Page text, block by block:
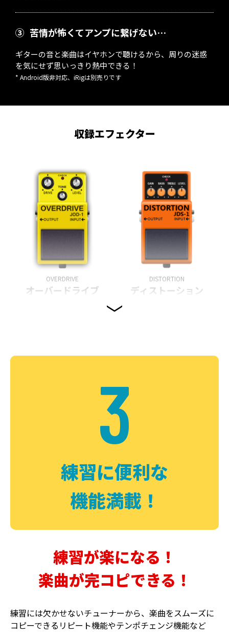
③ 苦情が怖くてアンプに繋げない…
ギターの音と楽曲はイヤホンで聴けるから、周りの迷惑
を気にせず思いっきり熱中できる！
* Android版非対応、iRigは別売りです
収録エフェクター
OVERDRIVE
オーバードライブ
DISTORTION
ディストーション
DELAY PHASER
3
練習に便利な
機能満載！
練習が楽になる！
楽曲が完コピできる！
練習には欠かせないチューナーから、楽曲をスムーズに
コピーできるリピート機能やテンポチェンジ機能など